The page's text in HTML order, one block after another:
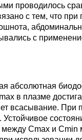
проводилось
с тем, что при
с
абсолютная
в плазме
всасывание. При
Cmax и Cmin